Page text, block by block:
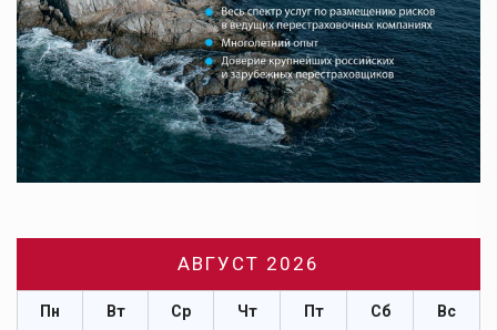
АВГУСТ 2026
Пн Вт Ср Чт Пт Сб Вс